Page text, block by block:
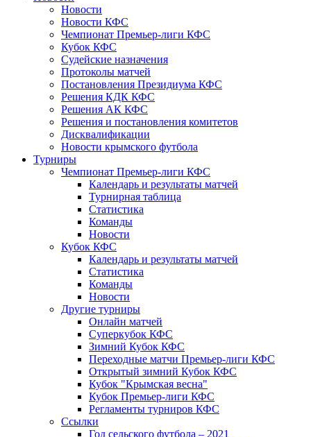
Новости
Новости КФС
Чемпионат Премьер-лиги КФС
Кубок КФС
Судейские назначения
Протоколы матчей
Постановления Президиума КФС
Решения КДК КФС
Решения АК КФС
Решения и постановления комитетов
Дисквалификации
Новости крымского футбола
Турниры
Чемпионат Премьер-лиги КФС
Календарь и результаты матчей
Турнирная таблица
Статистика
Команды
Новости
Кубок КФС
Календарь и результаты матчей
Статистика
Команды
Новости
Другие турниры
Онлайн матчей
Суперкубок КФС
Зимний Кубок КФС
Переходные матчи Премьер-лиги КФС
Открытый зимний Кубок КФС
Кубок "Крымская весна"
Кубок Премьер-лиги КФС
Регламенты турниров КФС
Ссылки
Год сельского футбола – 2021